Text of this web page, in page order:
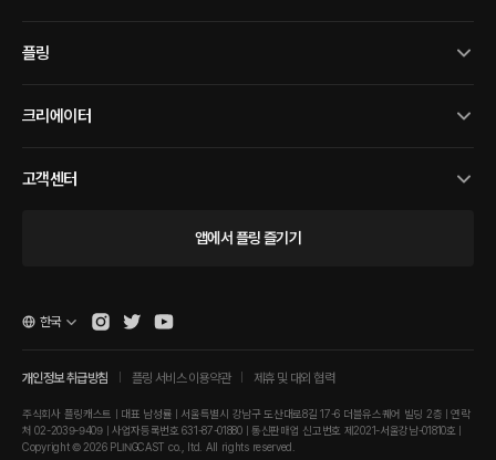
플링
크리에이터
고객센터
앱에서 플링 즐기기
개인정보 취급방침 플링 서비스 이용약관 제휴 및 대외 협력
주식회사 플링캐스트 | 대표 남성률 | 서울특별시 강남구 도산대로8길 17-6 더블유스퀘어 빌딩 2층 | 연락
처 02-2039-9409 | 사업자등록번호 631-87-01880 | 통신판매업 신고번호 제2021-서울강남-01810호 |
Copyright © 2026 PLINGCAST co., ltd. All rights reserved.
한국